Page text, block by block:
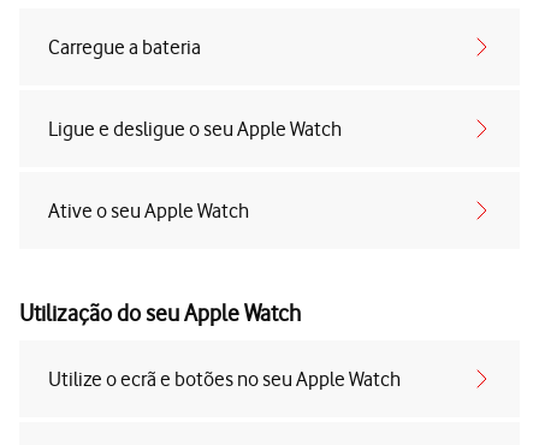
Carregue a bateria
Ligue e desligue o seu Apple Watch
Ative o seu Apple Watch
Utilização do seu Apple Watch
Utilize o ecrã e botões no seu Apple Watch